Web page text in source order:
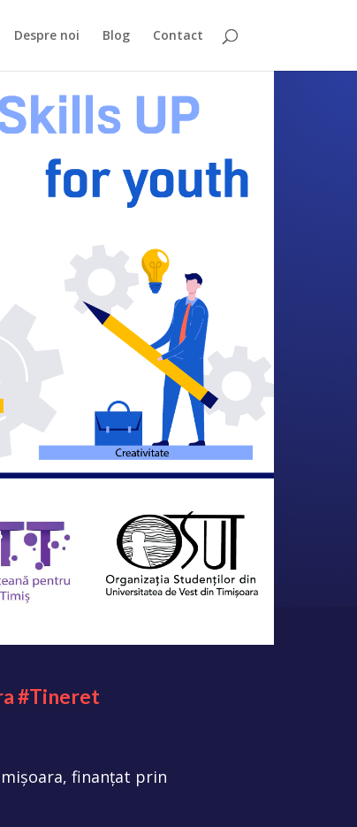
Despre noi Blog Contact
#Tineret
finanțat prin